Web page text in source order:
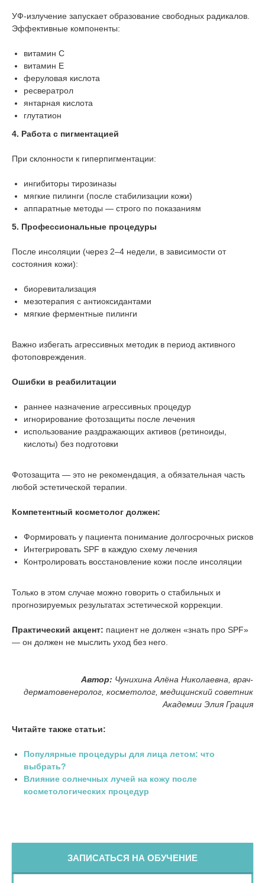
УФ-излучение запускает образование свободных радикалов.
Эффективные компоненты:
витамин C
витамин E
феруловая кислота
ресвератрол
янтарная кислота
глутатион
4. Работа с пигментацией
При склонности к гиперпигментации:
ингибиторы тирозиназы
мягкие пилинги (после стабилизации кожи)
аппаратные методы — строго по показаниям
5. Профессиональные процедуры
После инсоляции (через 2–4 недели, в зависимости от
состояния кожи):
биоревитализация
мезотерапия с антиоксидантами
мягкие ферментные пилинги
Важно избегать агрессивных методик в период активного
фотоповреждения.
Ошибки в реабилитации
раннее назначение агрессивных процедур
игнорирование фотозащиты после лечения
использование раздражающих активов (ретиноиды,
кислоты) без подготовки
Фотозащита — это не рекомендация, а обязательная часть
любой эстетической терапии.
Компетентный косметолог должен:
Формировать у пациента понимание долгосрочных рисков
Интегрировать SPF в каждую схему лечения
Контролировать восстановление кожи после инсоляции
Только в этом случае можно говорить о стабильных и
прогнозируемых результатах эстетической коррекции.
Практический акцент: пациент не должен «знать про SPF»
— он должен не мыслить уход без него.
Автор: Чунихина Алёна Николаевна, врач-
дерматовенеролог, косметолог, медицинский советник
Академии Элия Грация
Читайте также статьи:
Популярные процедуры для лица летом: что
выбрать?
Влияние солнечных лучей на кожу после
косметологических процедур
ЗАПИСАТЬСЯ НА ОБУЧЕНИЕ